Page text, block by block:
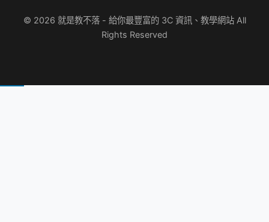
© 2026 就是教不落 - 給你最豐富的 3C 資訊、教學網站 All
Rights Reserved